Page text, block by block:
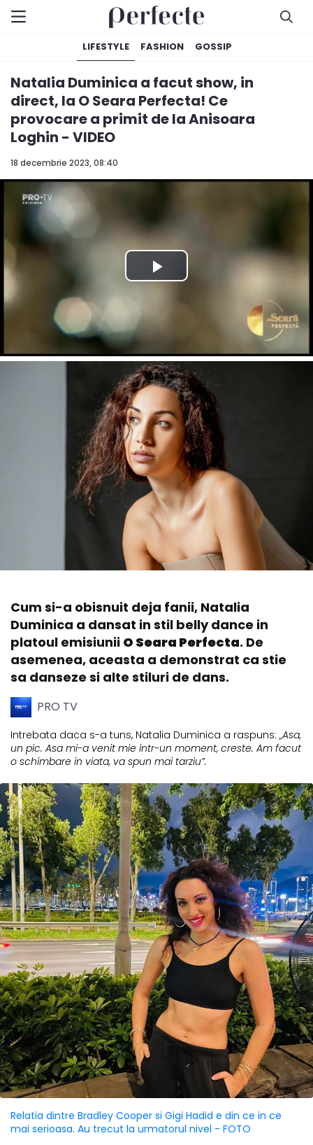
LIFESTYLE FASHION GOSSIP
18 decembrie 2023, 08:40
Natalia Duminica a facut show, in
direct, la O Seara Perfecta! Ce
provocare a primit de la Anisoara
Loghin - VIDEO
Cum si-a obisnuit deja fanii, Natalia
Duminica a dansat in stil belly dance in
platoul emisiunii O Seara Perfecta. De
asemenea, aceasta a demonstrat ca stie
sa danseze si alte stiluri de dans.
PRO TV
Intrebata daca s-a tuns, Natalia Duminica a raspuns: „Asa,
un pic. Asa mi-a venit mie intr-un moment, creste. Am facut
o schimbare in viata, va spun mai tarziu”.
Relatia dintre Bradley Cooper si Gigi Hadid e din ce in ce
mai serioasa. Au trecut la urmatorul nivel - FOTO